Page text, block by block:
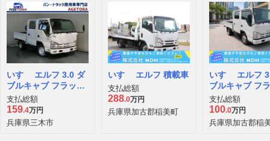
いすゞ エルフ 3.0 ダ
ブルキャブ フラット
ロー ディーゼルター
ボ
支払総額
159.4万円
兵庫県三木市
いすゞ エルフ 積載車
支払総額
288.0万円
兵庫県加古郡稲美町
いすゞ エルフ
ブルキャブ フ
ロー ディーゼ
ボ
支払総額
100.0万円
兵庫県加古郡稲